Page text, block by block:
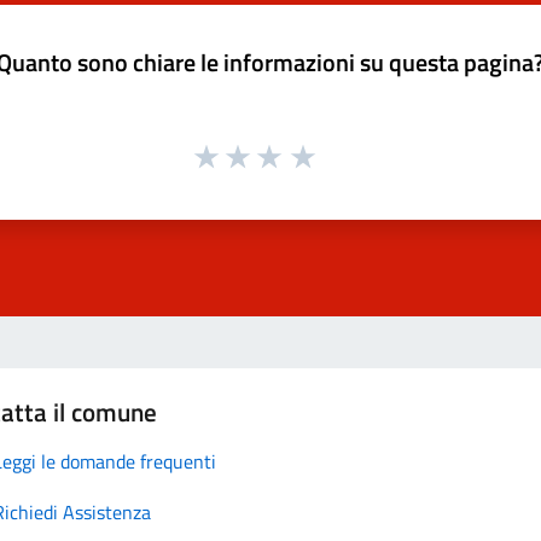
sono chiare le informazioni su questa
il comune
le domande frequenti
Assistenza